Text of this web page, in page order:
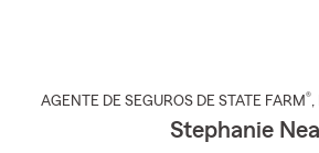
AGENTE DE SEGUROS DE STATE FARM®,
Stephanie Neal